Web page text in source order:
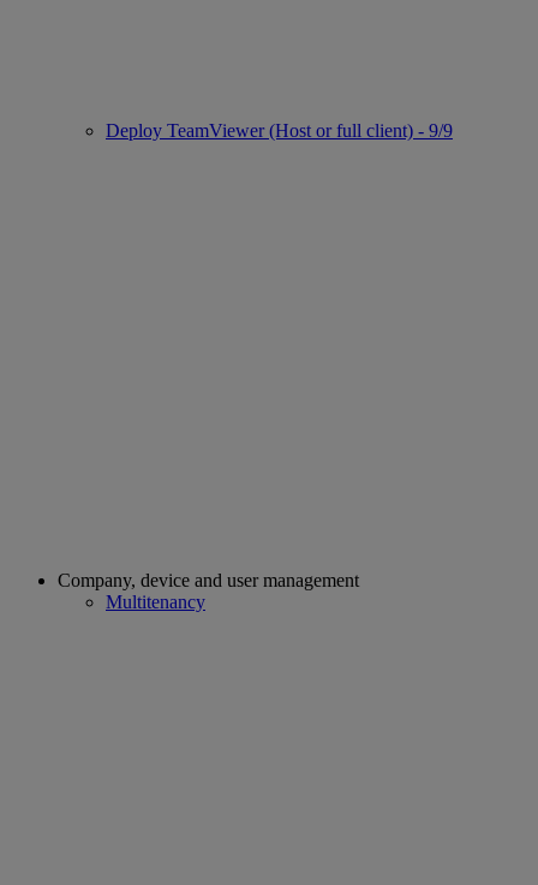
Deploy TeamViewer (Host or full client) - 9/9
Company, device and user management
Multitenancy